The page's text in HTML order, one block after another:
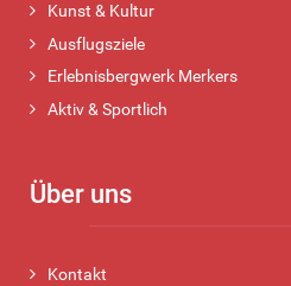
Kunst & Kultur
Ausflugsziele
Erlebnisbergwerk Merkers
Aktiv & Sportlich
Über uns
Kontakt